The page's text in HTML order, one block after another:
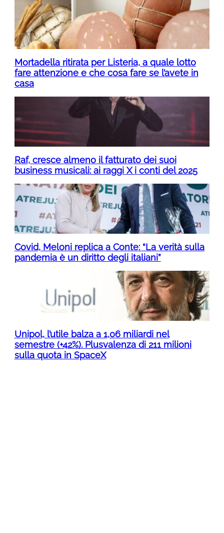
Mortadella ritirata per Listeria, a quale lotto
fare attenzione e che cosa fare se l’avete in
casa
Raf, cresce almeno il fatturato dei suoi
business musicali: ai raggi X i conti del 2025
Covid, Meloni replica a Conte: “La verità sulla
pandemia è un diritto degli italiani”
Unipol, l’utile balza a 1,06 miliardi nel
semestre (+42%). Plusvalenza di 211 milioni
sulla quota in SpaceX